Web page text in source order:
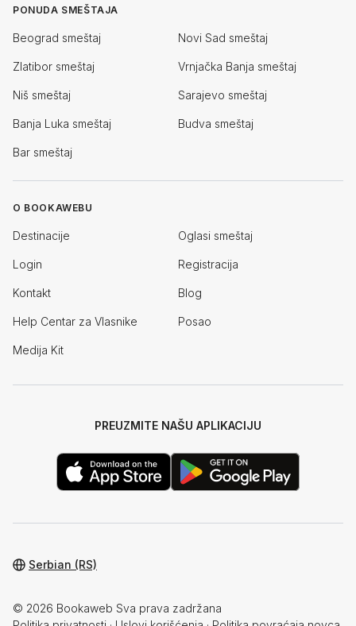
PONUDA SMEŠTAJA
Beograd smeštaj Novi Sad smeštaj
Zlatibor smeštaj Vrnjačka Banja smeštaj
Niš smeštaj Sarajevo smeštaj
Banja Luka smeštaj Budva smeštaj
Bar smeštaj
O BOOKAWEBU
Destinacije Oglasi smeštaj
Login Registracija
Kontakt Blog
Help Centar za Vlasnike Posao
Medija Kit
PREUZMITE NAŠU APLIKACIJU
© 2026 Bookaweb Sva prava zadržana
Serbian (RS)